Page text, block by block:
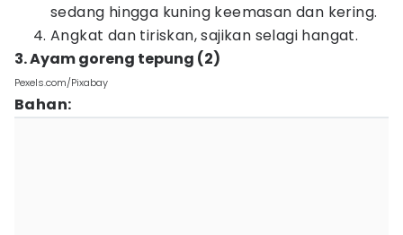
sedang hingga kuning keemasan dan kering.
Angkat dan tiriskan, sajikan selagi hangat.
3. Ayam goreng tepung (2)
Pexels.com/Pixabay
Bahan: